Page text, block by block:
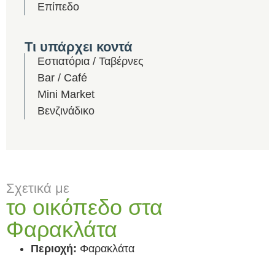
Επίπεδο
Τι υπάρχει κοντά
Εστιατόρια / Ταβέρνες
Bar / Café
Mini Market
Βενζινάδικο
Σχετικά με
το οικόπεδο στα
Φαρακλάτα
Περιοχή: Φαρακλάτα